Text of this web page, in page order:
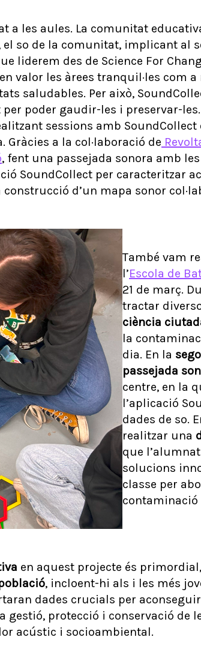
a les aules. La comunitat
so de la comunitat, implicant al
liderem des de Science For
valor les àrees tranquil·les com
saludables. Per això,
poder gaudir-les i preservar-les.
sessions amb SoundCollect
Gràcies a la col·laboració de
, fent una passejada sonora amb
SoundCollect per caracteritzar
d’un mapa sonor
També vam
l’Escola de
21 de març.
tractar
ciència
la
dia. En la
passejada
centre, en la
l’aplicació
dades de so.
realitzar una
que
solucions
classe per
contaminació
en aquest projecte és
, incloent-hi als i les més
dades crucials per
protecció i conservació de
acústic i socioambiental.